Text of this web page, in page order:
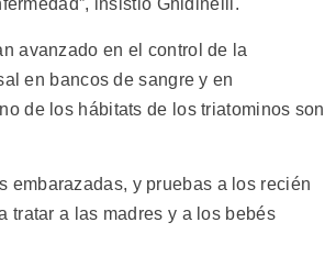
insistió Ghidinelli.
avanzado en el control de la
en bancos de sangre y en
de los hábitats de los triatominos son
embarazadas, y pruebas a los recién
tratar a las madres y a los bebés